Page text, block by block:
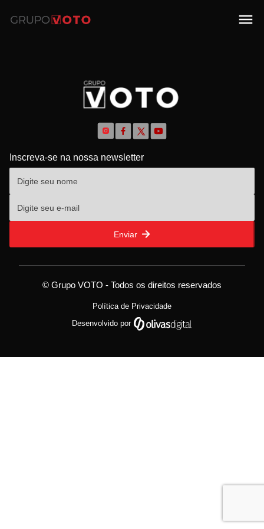
Inscreva-se na nossa newsletter
Enviar
© Grupo VOTO - Todos os direitos reservados
Política de Privacidade
Desenvolvido por